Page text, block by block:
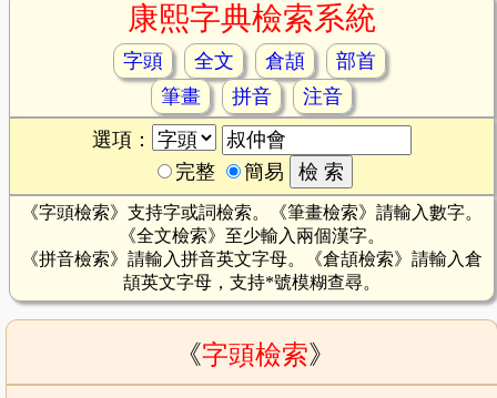
康熙字典檢索系統
字頭 全文 倉頡
部首
筆畫
拼音
注音
選項：
完整
簡易
《字頭檢索》支持字或詞檢索。《筆畫檢索》請輸入數字。
《全文檢索》至少輸入兩個漢字。
《拼音檢索》請輸入拼音英文字母。《倉頡檢索》請輸入倉
頡英文字母，支持*號模糊查尋。
《字頭檢索》